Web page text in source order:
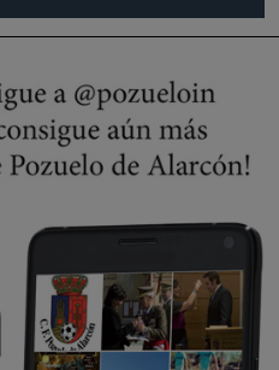
comisario de la …
en la estación, como si se van
comisario de la …